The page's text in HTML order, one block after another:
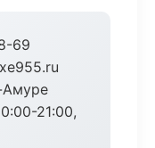
69
Амуре
21:00,